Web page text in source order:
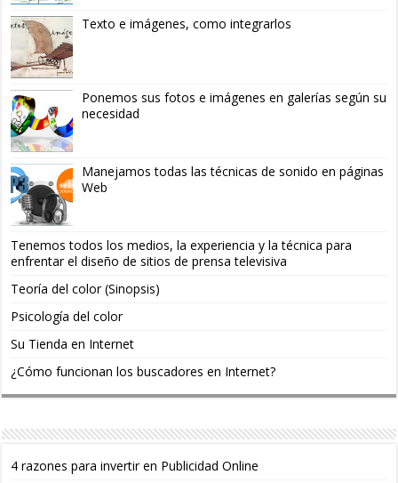
Texto e imágenes, como integrarlos
Ponemos sus fotos e imágenes en galerías según su
necesidad
Manejamos todas las técnicas de sonido en páginas
Web
Tenemos todos los medios, la experiencia y la técnica para
enfrentar el diseño de sitios de prensa televisiva
Teoría del color (Sinopsis)
Psicología del color
Su Tienda en Internet
¿Cómo funcionan los buscadores en Internet?
4 razones para invertir en Publicidad Online